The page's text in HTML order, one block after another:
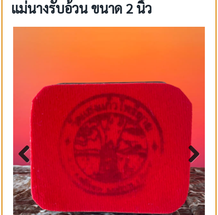
แม่นางรับอ้วน ขนาด 2 นิ้ว
Previ
ous
Next